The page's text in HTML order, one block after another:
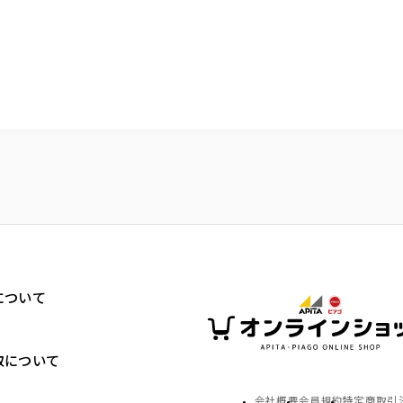
ついて
について
会社概要会員規約特定商取引